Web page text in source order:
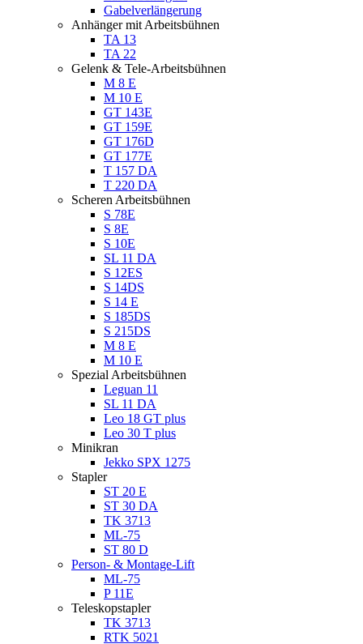
Gabelverlängerung
Anhänger mit Arbeitsbühnen
TA 13
TA 22
Gelenk & Tele-Arbeitsbühnen
M 8 E
M 10 E
GT 143E
GT 159E
GT 176D
GT 177E
T 157 DA
T 220 DA
Scheren Arbeitsbühnen
S 78E
S 8E
S 10E
SL 11 DA
S 12ES
S 14DS
S 14 E
S 185DS
S 215DS
M 8 E
M 10 E
Spezial Arbeitsbühnen
Leguan 11
SL 11 DA
Leo 18 GT plus
Leo 30 T plus
Minikran
Jekko SPX 1275
Stapler
ST 20 E
ST 30 DA
TK 3713
ML-75
ST 80 D
Person- & Montage-Lift
ML-75
P 11E
Teleskopstapler
TK 3713
RTK 5021